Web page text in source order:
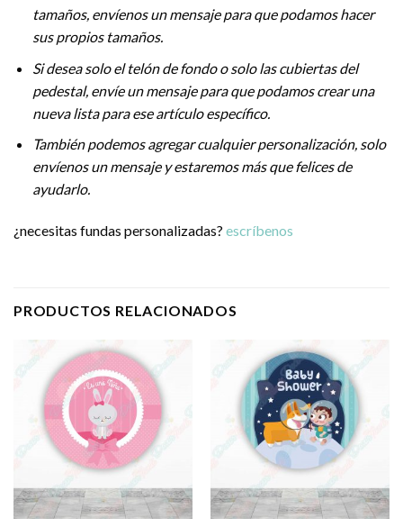
tamaños, envíenos un mensaje para que podamos hacer
sus propios tamaños.
Si desea solo el telón de fondo o solo las cubiertas del
pedestal, envíe un mensaje para que podamos crear una
nueva lista para ese artículo específico.
También podemos agregar cualquier personalización, solo
envíenos un mensaje y estaremos más que felices de
ayudarlo.
¿necesitas fundas personalizadas? escríbenos
PRODUCTOS RELACIONADOS